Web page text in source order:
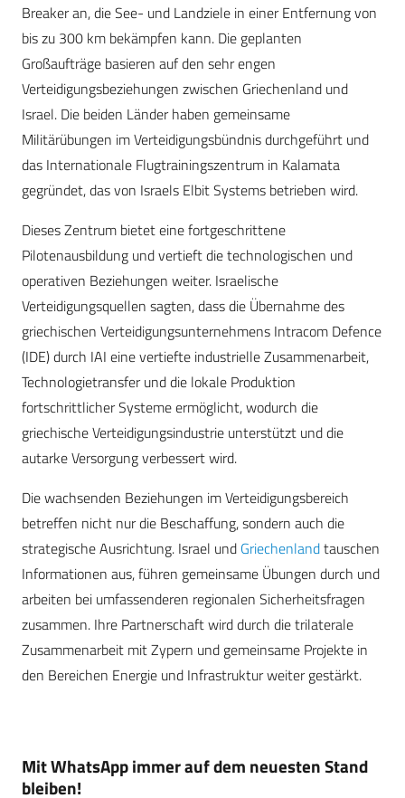
Breaker an, die See- und Landziele in einer Entfernung von
bis zu 300 km bekämpfen kann. Die geplanten
Großaufträge basieren auf den sehr engen
Verteidigungsbeziehungen zwischen Griechenland und
Israel. Die beiden Länder haben gemeinsame
Militärübungen im Verteidigungsbündnis durchgeführt und
das Internationale Flugtrainingszentrum in Kalamata
gegründet, das von Israels Elbit Systems betrieben wird.
Dieses Zentrum bietet eine fortgeschrittene
Pilotenausbildung und vertieft die technologischen und
operativen Beziehungen weiter. Israelische
Verteidigungsquellen sagten, dass die Übernahme des
griechischen Verteidigungsunternehmens Intracom Defence
(IDE) durch IAI eine vertiefte industrielle Zusammenarbeit,
Technologietransfer und die lokale Produktion
fortschrittlicher Systeme ermöglicht, wodurch die
griechische Verteidigungsindustrie unterstützt und die
autarke Versorgung verbessert wird.
Die wachsenden Beziehungen im Verteidigungsbereich
betreffen nicht nur die Beschaffung, sondern auch die
strategische Ausrichtung. Israel und Griechenlandtauschen
Informationen aus, führen gemeinsame Übungen durch und
arbeiten bei umfassenderen regionalen Sicherheitsfragen
zusammen. Ihre Partnerschaft wird durch die trilaterale
Zusammenarbeit mit Zypern und gemeinsame Projekte in
den Bereichen Energie und Infrastruktur weiter gestärkt.
Mit WhatsApp immer auf dem neuesten Stand
bleiben!